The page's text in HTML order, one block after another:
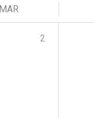
MAR
2